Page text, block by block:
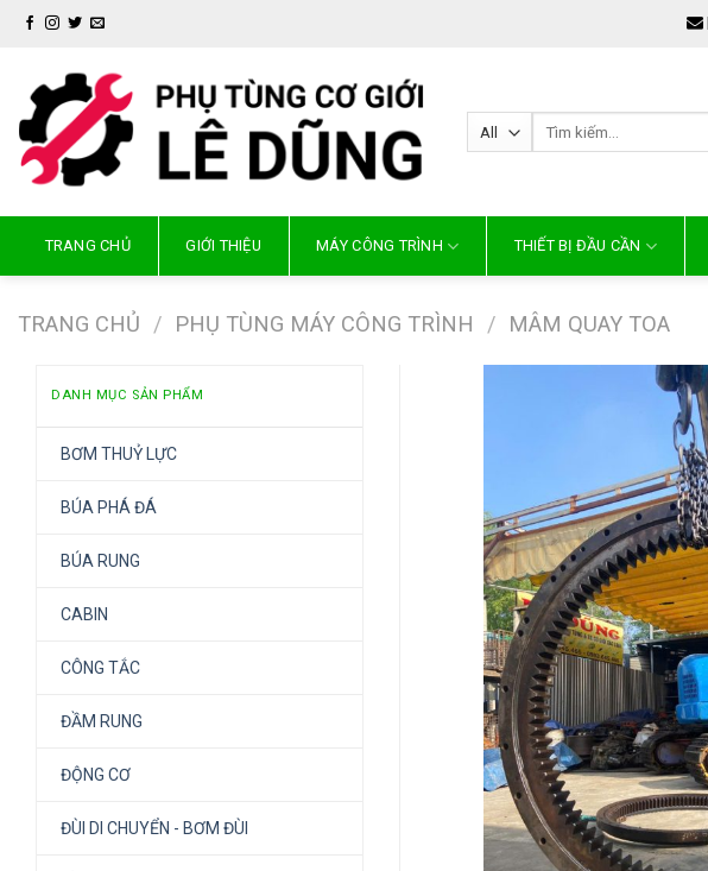
Skip
TRANG CHỦ GIỚI THIỆU MÁY CÔNG TRÌNH THIẾT BỊ ĐẦU CẦN
TRANG CHỦ / PHỤ TÙNG MÁY CÔNG TRÌNH / MÂM QUAY TOA
DANH MỤC SẢN PHẨM
BƠM THUỶ LỰC
BÚA PHÁ ĐÁ
BÚA RUNG
CABIN
CÔNG TẮC
ĐẦM RUNG
ĐỘNG CƠ
ĐÙI DI CHUYỂN - BƠM ĐÙI